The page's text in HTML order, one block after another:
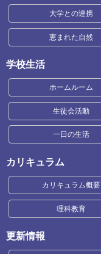
大学との連携
恵まれた自然
学校生活
ホームルーム
生徒会活動
一日の生活
カリキュラム
カリキュラム概要
理科教育
更新情報